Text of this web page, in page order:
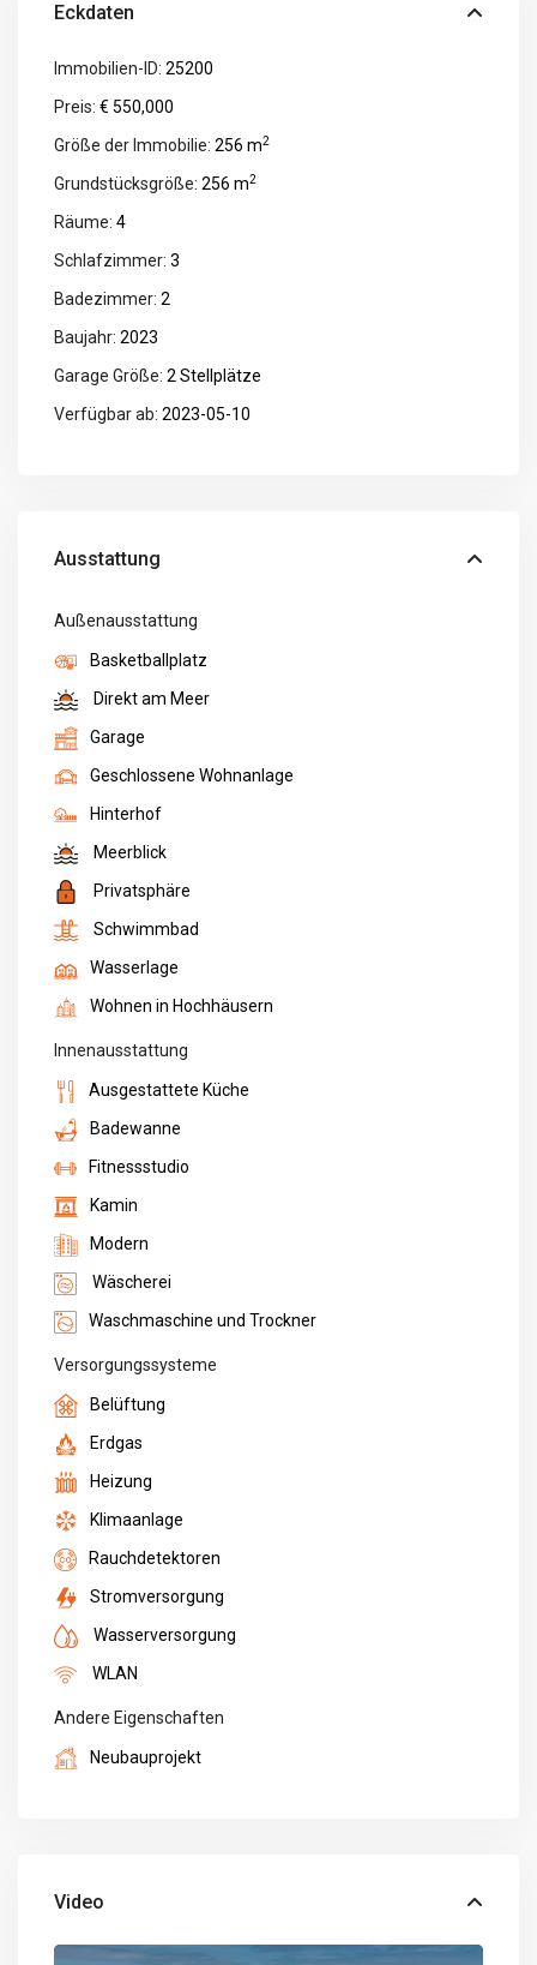
Eckdaten
Immobilien-ID: 25200
Preis: € 550,000
Größe der Immobilie: 256 m2
Grundstücksgröße: 256 m2
Räume: 4
Schlafzimmer: 3
Badezimmer: 2
Baujahr: 2023
Garage Größe: 2 Stellplätze
Verfügbar ab: 2023-05-10
Ausstattung
Außenausstattung
Basketballplatz
Direkt am Meer
Garage
Geschlossene Wohnanlage
Hinterhof
Meerblick
Privatsphäre
Schwimmbad
Wasserlage
Wohnen in Hochhäusern
Innenausstattung
Ausgestattete Küche
Badewanne
Fitnessstudio
Kamin
Modern
Wäscherei
Waschmaschine und Trockner
Versorgungssysteme
Belüftung
Erdgas
Heizung
Klimaanlage
Rauchdetektoren
Stromversorgung
Wasserversorgung
WLAN
Andere Eigenschaften
Neubauprojekt
Video